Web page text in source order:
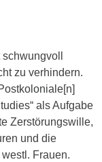
zu verhindern.
als Aufgabe
Zerstörungswille,
und die
Frauen.